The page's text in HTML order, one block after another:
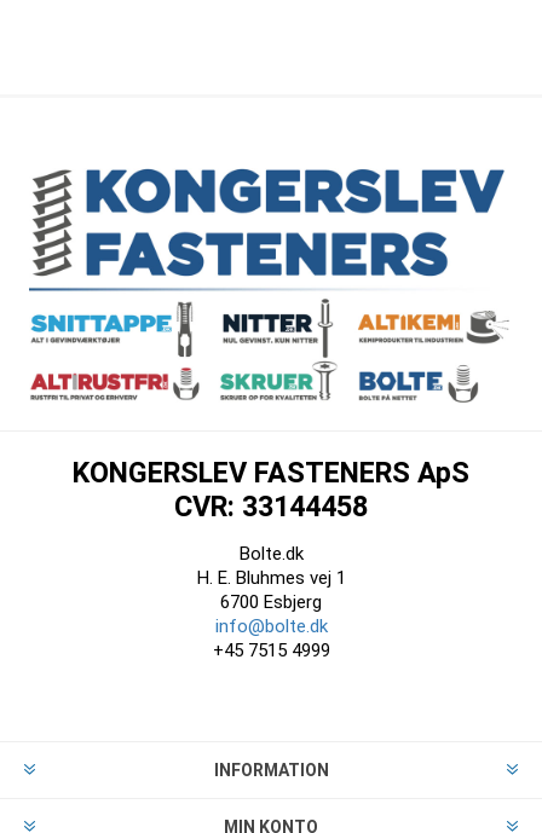
KONGERSLEV FASTENERS ApS
CVR: 33144458
Bolte.dk
H. E. Bluhmes vej 1
6700 Esbjerg
info@bolte.dk
+45 7515 4999
INFORMATION
MIN KONTO